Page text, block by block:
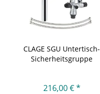
CLAGE SGU Untertisch-
Sicherheitsgruppe
216,00 € *